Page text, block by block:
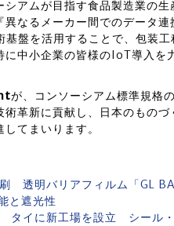
シアムが目指す食品製造業の生
異なるメーカー間でのデータ
基盤を活用することで、包装
に中小企業の皆様のIoT導入を
が、コンソーシアム標準規格
術革新に貢献し、日本のもの
てまいります。
透明バリアフィルム「GL
と遮光性
タイに新工場を設立 シール